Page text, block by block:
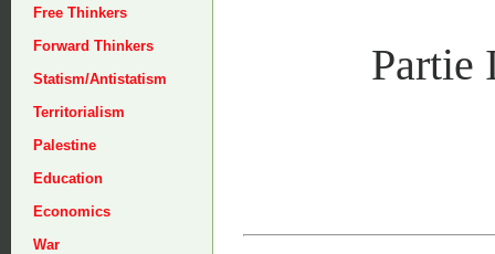
Free Thinkers
Forward Thinkers
Statism/Antistatism
Territorialism
Palestine
Education
Economics
War
Partie